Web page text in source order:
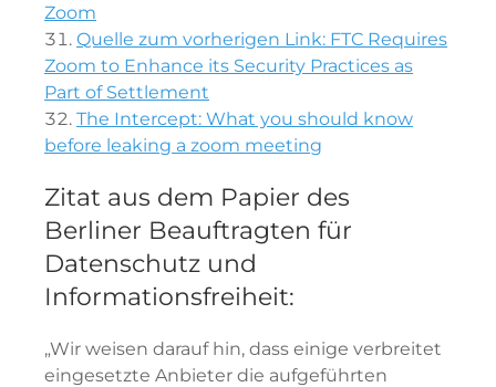
Zoom
Quelle zum vorherigen Link: FTC Requires
Zoom to Enhance its Security Practices as
Part of Settlement
The Intercept: What you should know
before leaking a zoom meeting
Zitat aus dem Papier des
Berliner Beauftragten für
Datenschutz und
Informationsfreiheit:
„Wir weisen darauf hin, dass einige verbreitet
eingesetzte Anbieter die aufgeführten